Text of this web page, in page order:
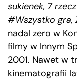
sukienek, 7
#Wszystko gra,
nadal zero w
filmy w Innym
2001. Nawet w
kinematografii